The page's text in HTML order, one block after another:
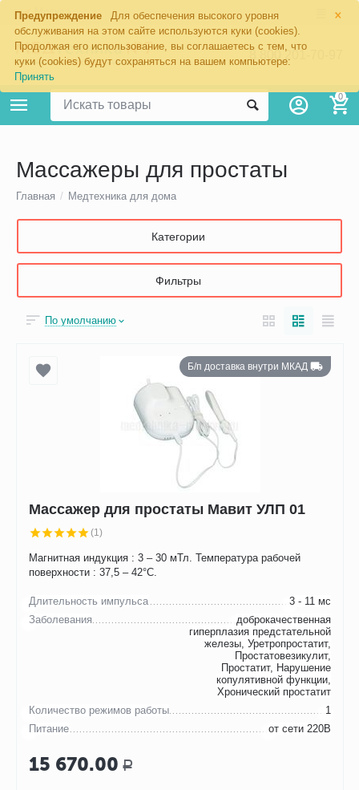
×
Предупреждение
Для обеспечения высокого уровня
обслуживания на этом сайте используются куки (cookies).
Продолжая его использование, вы соглашаетесь с тем, что
куки (cookies) будут сохраняться на вашем компьютере:
Принять
Москва
8 800 201-70-97
0
Массажеры для простаты
Главная / Медтехника для дома
Категории
Фильтры
По умолчанию
Б/п доставка внутри МКАД
Массажер для простаты Мавит УЛП 01
(1)
Магнитная индукция : 3 – 30 мТл. Температура рабочей
поверхности : 37,5 – 42°C.
Длительность импульса
3 - 11 мс
Заболевания
доброкачественная
гиперплазия предстательной
железы, Уретропростатит,
Простатовезикулит,
Простатит, Нарушение
копулятивной функции,
Хронический простатит
Количество режимов работы
1
Питание
от сети 220В
15 670.00 Р